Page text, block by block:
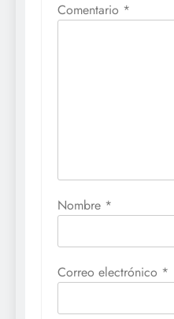
Comentario *
Nombre *
Correo electrónico *